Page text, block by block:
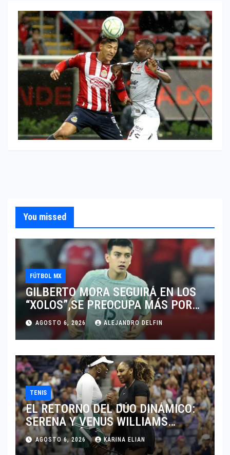
You missed
FÚTBOL MX
GILBERTO MORA SEGUIRÁ EN LOS
“XOLOS”,SE PREOCUPA MÁS POR
JUGAR EN SU EQUIPO.
AGOSTO 6, 2026 ALEJANDRO DELFIN
TENIS
EL RETORNO DEL DÚO DINÁMICO:
SERENA Y VENUS WILLIAMS
DISPUTARÁN LOS DOBLES EN
CINCINNATI 2026
AGOSTO 6, 2026 KARINA ELIAN